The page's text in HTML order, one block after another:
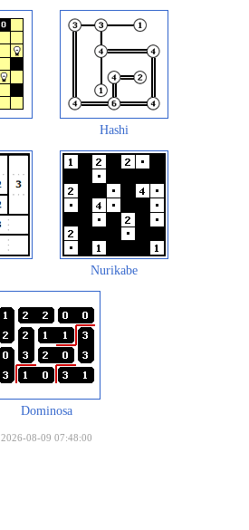
Hashi
Nurikabe
Dominosa
2026-08-09 07:48:00